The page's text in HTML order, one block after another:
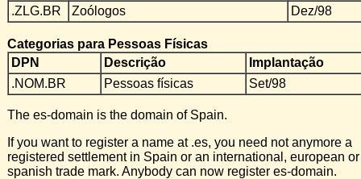
.ZLG.BR
Zoólogos Dez/98
Categorias para Pessoas Físicas
DPN
Descrição
Implantação
.NOM.BR
Pessoas físicas Set/98
The es-domain is the domain of Spain.
If you want to register a name at .es, you need not anymore a
registered settlement in Spain or an international, european or
spanish trade mark. Anybody can now register es-domain.